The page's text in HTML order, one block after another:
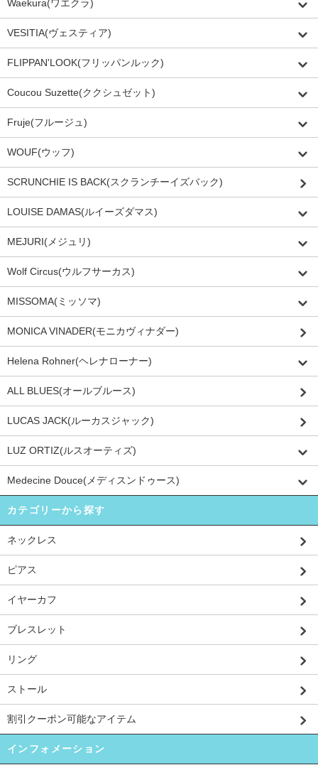
Waekura(ワエクラ)
VESITIA(ヴェスティア)
FLIPPAN'LOOK(フリッパンルック)
Coucou Suzette(ククシュゼット)
Fruje(フルージュ)
WOUF(ウッフ)
SCRUNCHIE IS BACK(スクランチーイズバック)
LOUISE DAMAS(ルイーズダマス)
MEJURI(メジュリ)
Wolf Circus(ウルフサーカス)
MISSOMA(ミッソマ)
MONICA VINADER(モニカヴィナダー)
Helena Rohner(ヘレナローナー)
ALL BLUES(オールブルース)
LUCAS JACK(ルーカスジャック)
LUZ ORTIZ(ルスオーティズ)
Medecine Douce(メディスンドゥース)
カテゴリーから探す
ネックレス
ピアス
イヤーカフ
ブレスレット
リング
ストール
割引クーポン可能なアイテム
インフォメーション